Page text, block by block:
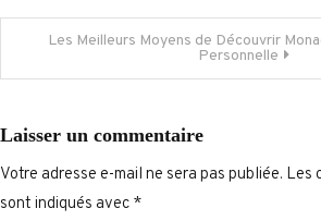
de
l’article
Les Meilleurs Moyens de Découvrir
Personnelle
Laisser un commentaire
Votre adresse e-mail ne sera pas publiée. Les
sont indiqués avec *